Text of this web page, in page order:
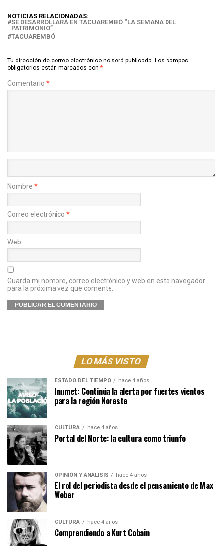
NOTICIAS RELACIONADAS:
SE DESARROLLARÁ EN TACUAREMBÓ “LA SEMANA DEL
PATRIMONIO”
TACUAREMBÓ
Tu dirección de correo electrónico no será publicada. Los campos
obligatorios están marcados con *
Comentario *
Nombre *
Correo electrónico *
Web
Guarda mi nombre, correo electrónico y web en este navegador
para la próxima vez que comente.
LO MÁS VISTO
ESTADO DEL TIEMPO hace 4 años
Inumet: Continúa la alerta por fuertes vientos
para la región Noreste
CULTURA hace 4 años
Portal del Norte: la cultura como triunfo
OPINIÓN Y ANÁLISIS hace 4 años
El rol del periodista desde el pensamiento de Max
Weber
CULTURA hace 4 años
Comprendiendo a Kurt Cobain